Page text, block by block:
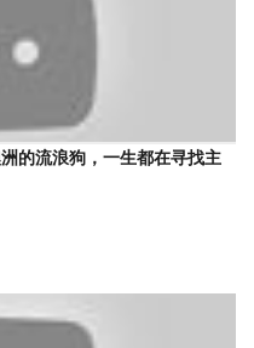
的流浪狗，一生都在寻找主